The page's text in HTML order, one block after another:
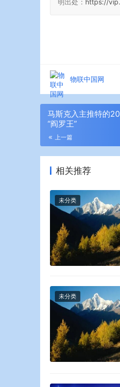
明出处： https://
物联中国网
马斯克入主推特的
“阎罗王”
上一篇
相关推荐
未分类
未分类